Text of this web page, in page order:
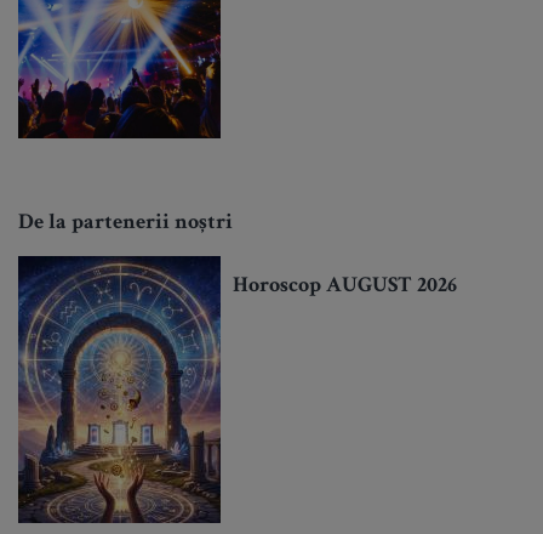
De la partenerii noștri
Horoscop AUGUST 2026